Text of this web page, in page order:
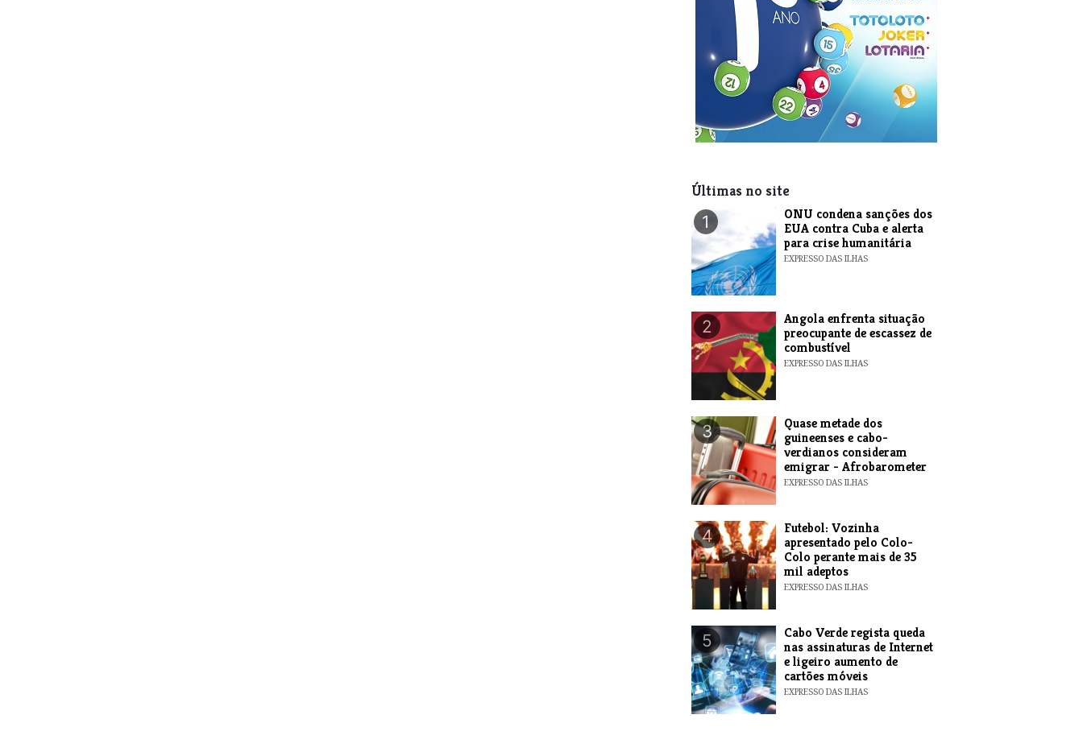
Últimas no site
1
ONU condena sanções dos
EUA contra Cuba e alerta
para crise humanitária
EXPRESSO DAS ILHAS
2
Angola enfrenta situação
preocupante de escassez de
combustível
EXPRESSO DAS ILHAS
3
Quase metade dos
guineenses e cabo-
verdianos consideram
emigrar - Afrobarometer
EXPRESSO DAS ILHAS
4
Futebol: Vozinha
apresentado pelo Colo-
Colo perante mais de 35
mil adeptos
EXPRESSO DAS ILHAS
5
Cabo Verde regista queda
nas assinaturas de Internet
e ligeiro aumento de
cartões móveis
EXPRESSO DAS ILHAS